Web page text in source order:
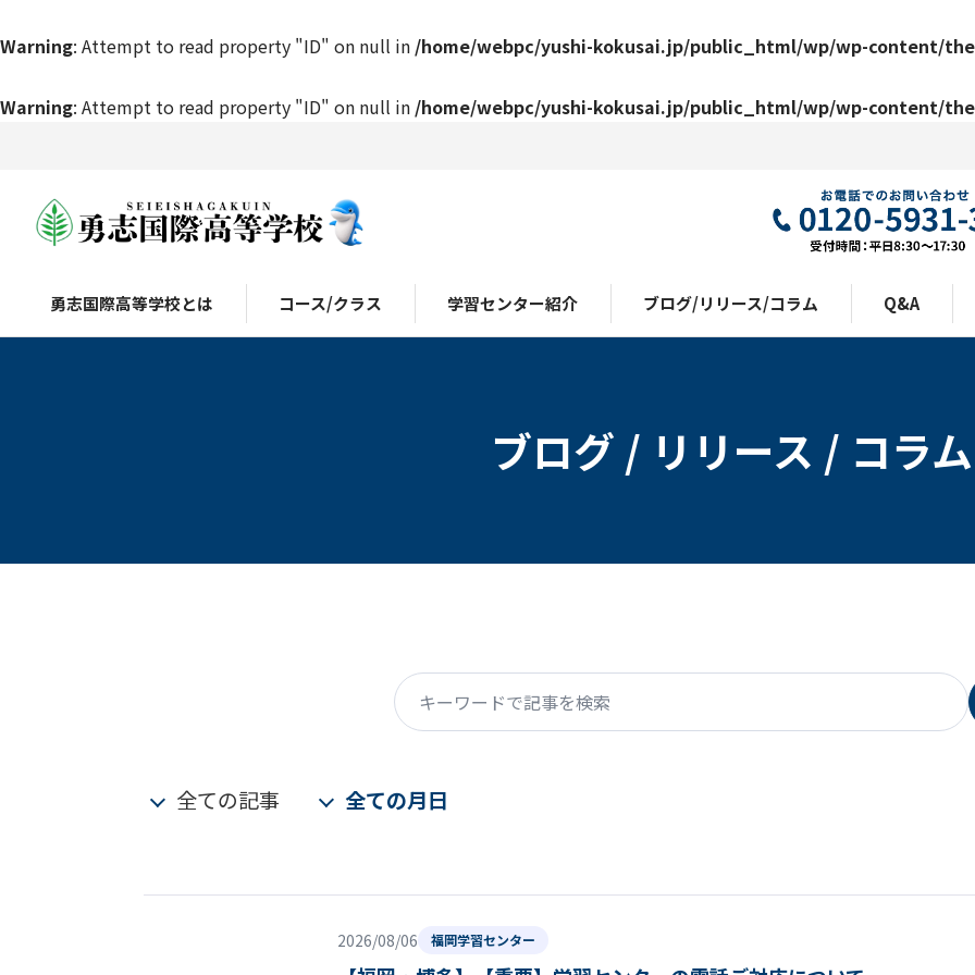
Warning: Attempt to read property "ID" on null in /home/webpc/yushi-kokusai.jp/public_html/wp/wp-content/
Warning: Attempt to read property "ID" on null in /home/webpc/yushi-kokusai.jp/public_html/wp/wp-content/
勇志国際高等学校とは コース/クラス 学習センター紹介 ブログ/リリース/コラム Q&A
ブログ / リリース / コラム
キーワードで記事を検索
全ての記事 全ての月日
2026/08/06 福岡学習センター